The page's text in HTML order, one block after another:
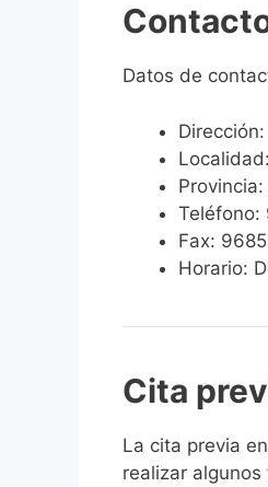
Datos de
Teléfono:
Fax:
Horario:
Cita
​​​​​​​​​​​​​​​​​​​​​​​​​​​​La cita previa
realizar